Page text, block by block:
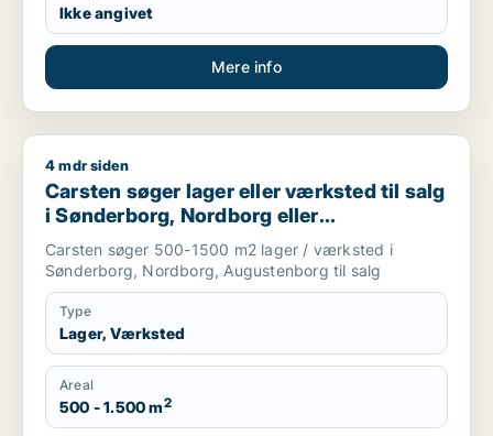
Ikke angivet
Mere info
Carsten søger lager eller værksted til salg i Sønderborg,
4 mdr siden
Carsten søger lager eller værksted til salg
i Sønderborg, Nordborg eller
Augustenborg
Carsten søger 500-1500 m2 lager / værksted i
Sønderborg, Nordborg, Augustenborg til salg
Type
Lager, Værksted
Areal
500 - 1.500 m2